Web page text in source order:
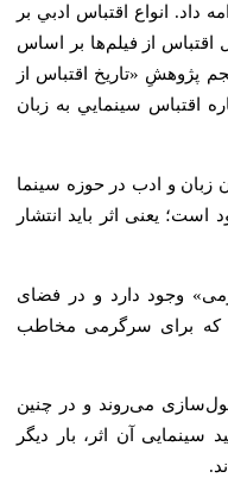
داد. انواع اقتباس ادبي بر
اقتباس از فيلم‌ها بر اساس
پژوهشِ «تاریخ اقتباس از
اقتباس سينمايي به زبان
زبان و ادب در حوزه سینما
یعنی اثر باید انتشار
وجود دارد و در فضای
که برای سرگرمی مخاطب
می‌روند و در چنین
سینمایی آن اثر، بار دیگر